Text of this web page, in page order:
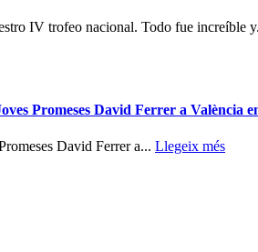
IV trofeo nacional. Todo fue increíble
Promeses David Ferrer a València
David Ferrer a... Llegeix més